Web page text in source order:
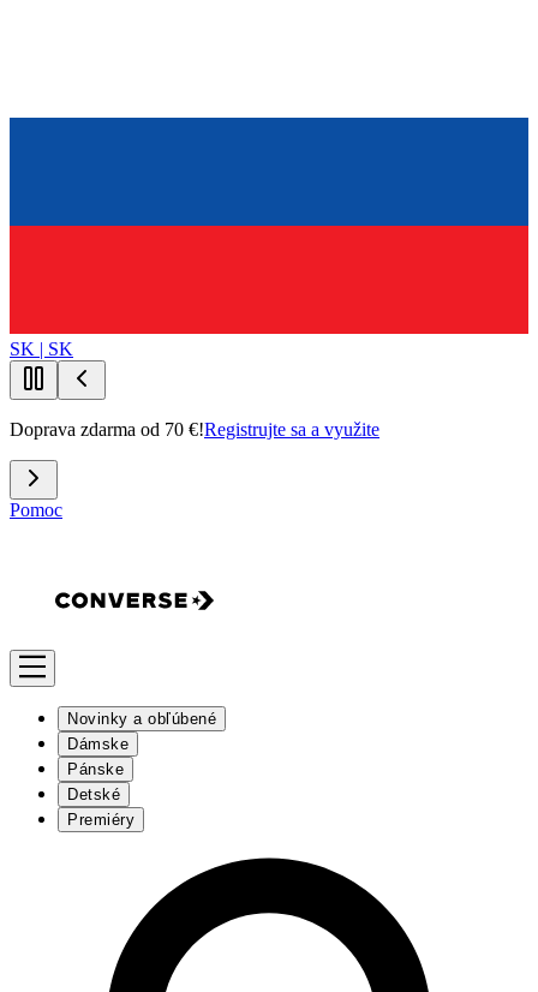
SK | SK
Doprava zdarma od 70 €!Registrujte sa a využite
Pomoc
Novinky a obľúbené
Dámske
Pánske
Detské
Premiéry